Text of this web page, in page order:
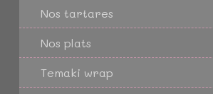
Nos tartares
Nos plats
Temaki wrap